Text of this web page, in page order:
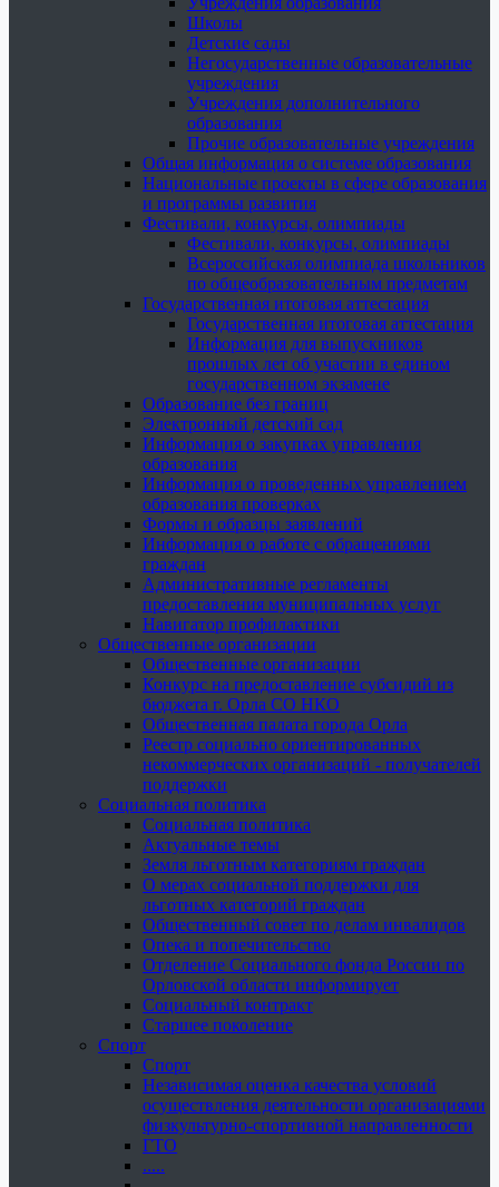
Школы
Детские сады
Негосударственные образовательные
учреждения
Учреждения дополнительного
образования
Прочие образовательные учреждения
Общая информация о системе образования
Национальные проекты в сфере образования
и программы развития
Фестивали, конкурсы, олимпиады
Фестивали, конкурсы, олимпиады
Всероссийская олимпиада школьников
по общеобразовательным предметам
Государственная итоговая аттестация
Государственная итоговая аттестация
Информация для выпускников
прошлых лет об участии в едином
государственном экзамене
Образование без границ
Электронный детский сад
Информация о закупках управления
образования
Информация о проведенных управлением
образования проверках
Формы и образцы заявлений
Информация о работе с обращениями
граждан
Административные регламенты
предоставления муниципальных услуг
Навигатор профилактики
Общественные организации
Общественные организации
Конкурс на предоставление субсидий из
бюджета г. Орла СО НКО
Общественная палата города Орла
Реестр социально ориентированных
некоммерческих организаций - получателей
поддержки
Социальная политика
Социальная политика
Актуальные темы
Земля льготным категориям граждан
О мерах социальной поддержки для
льготных категорий граждан
Общественный совет по делам инвалидов
Опека и попечительство
Отделение Социального фонда России по
Орловской области информирует
Социальный контракт
Старшее поколение
Спорт
Спорт
Независимая оценка качества условий
осуществления деятельности организациями
физкультурно-спортивной направленности
ГТО
.....